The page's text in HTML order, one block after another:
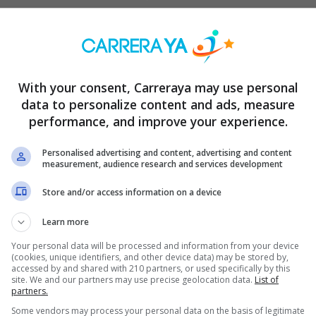
Oportunidades de empleo imperdibles
McDonald’s: ¡Tu Pasaporte al Éxito Laboral!
para Fuente del Saz, Jarama.
en base de datos para Valencia.
en Paterna.
Linux.
La Seu d’Urgell y Segovia.
y personal en Terrassa, entre otras vacantes.
solicitar las oportunidades de tienda personal, los puestos
charcutero, carnicero o frutero.
With your consent, Carreraya may use personal
data to personalize content and ads, measure
performance, and improve your experience.
Personalised advertising and content, advertising and content
measurement, audience research and services development
Store and/or access information on a device
Learn more
Your personal data will be processed and information from your device
(cookies, unique identifiers, and other device data) may be stored by,
accessed by and shared with 210 partners, or used specifically by this
site. We and our partners may use precise geolocation data. List of
partners.
Some vendors may process your personal data on the basis of legitimate